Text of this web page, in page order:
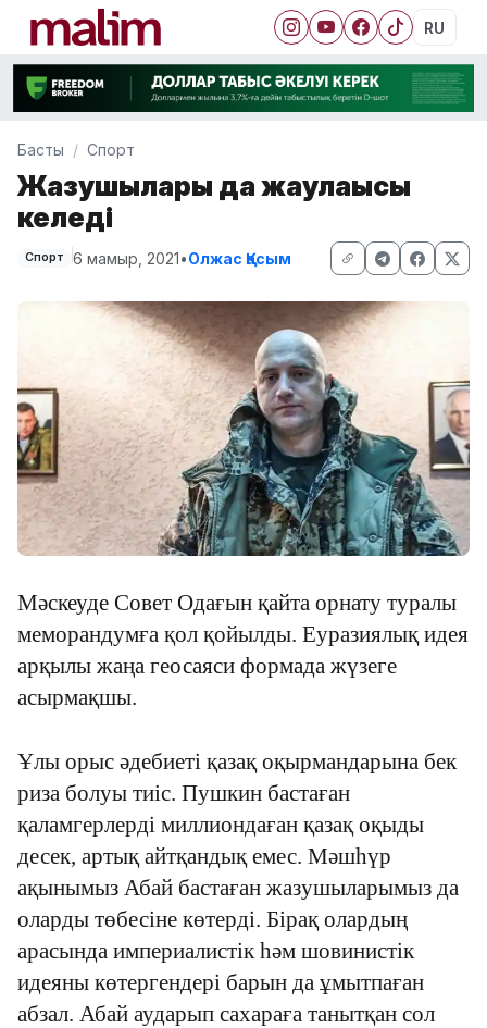
RU
Басты Спорт
Жазушылары да жаулағысы
келеді
Спорт 6 мамыр, 2021•Олжас Қасым
Мәскеуде Совет Одағын қайта орнату туралы
меморандумға қол қойылды. Еуразиялық идея
арқылы жаңа геосаяси формада жүзеге
асырмақшы.
Ұлы орыс әдебиеті қазақ оқырмандарына бек
риза болуы тиіс. Пушкин бастаған
қаламгерлерді миллиондаған қазақ оқыды
десек, артық айтқандық емес. Мәшһүр
ақынымыз Абай бастаған жазушыларымыз да
оларды төбесіне көтерді. Бірақ олардың
арасында империалистік һәм шовинистік
идеяны көтергендері барын да ұмытпаған
абзал. Абай аударып сахараға танытқан сол